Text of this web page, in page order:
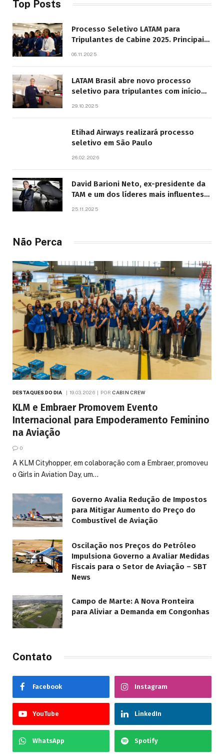
Top Posts
Processo Seletivo LATAM para
Tripulantes de Cabine 2025. Principais
06.11.2025
LATAM Brasil abre novo processo
seletivo para tripulantes com início
29.10.2025
Etihad Airways realizará processo
seletivo em São Paulo
26.02.2026
David Barioni Neto, ex-presidente da
TAM e um dos líderes mais influentes
25.11.2025
Não Perca
DESTAQUES DO DIA 19.03.2026 POR CABIN CREW
KLM e Embraer Promovem Evento
Internacional para Empoderamento Feminino
na Aviação
0
A KLM Cityhopper, em colaboração com a Embraer, promoveu
o Girls in Aviation Day, um…
Governo Avalia Redução de Impostos
para Mitigar Aumento do Preço do
Combustível de Aviação
Oscilação nos Preços do Petróleo
Impulsiona Governo a Avaliar Medidas
Fiscais para o Setor de Aviação – SBT
News
Campo de Marte: A Nova Fronteira
para Aliviar a Demanda em Congonhas
Contato
Facebook Instagram
YouTube LinkedIn
WhatsApp Spotify